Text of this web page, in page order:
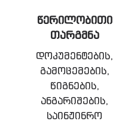
ᲬᲔᲠᲘᲚᲝᲑᲘᲗᲘ
ᲗᲐᲠᲒᲛᲜᲐ
დოკუმენტების,
გამოცემების,
წიგნების,
ანგარიშების,
საინჟინრო